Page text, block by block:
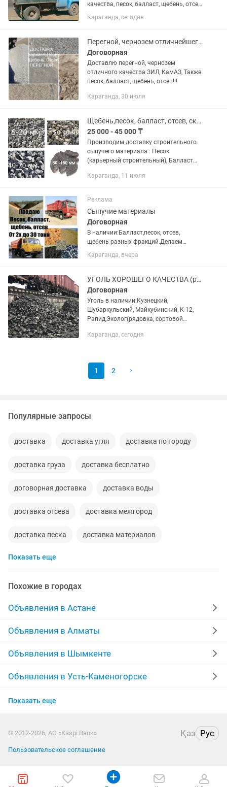
качества, песок, балласт, щебень, отсев
с доставкой ЗИЛ до 6тонн
Караганда, сегодня
Перегной, чернозем отличнейшего качества доставлю точно в срок
Договорная
Доставлю перегной, чернозем
отличного качества ЗИЛ, КамАЗ, Также
песок, балласт, щебень, отсев!!!
Караганда, 30 июля
Щебень,песок, балласт, отсев, скальник
25 000 - 45 000 ₸
Производим доставку строительного
сыпучего материала : Песок
(карьерный строительный), Балласт
05x20; 20x40; 25x60), Отсев (фракция -
Караганда, 11 июля
Реклама
Сыпучие материалы
Договорная
В наличии:Балласт,песок, отсев,
щебень разных фракций.Делаем
доставку камазами зилами по городу и
за город.Сергей.
Караганда, вчера
УГОЛЬ ХОРОШЕГО КАЧЕСТВА (рядовой, сортовой орешек)
Договорная
Уголь в наличии:Кузнецкий,
Шубаркульский, Майкубинский, К-12,
Рапид,Эколог(рядовка, сортовой
пригород, цена в зависимости от
Караганда, сегодня
1 2
Популярные запросы
доставка доставка угля доставка по городу
доставка груза доставка бесплатно
договорная доставка доставка воды
доставка отсева доставка межгород
доставка песка доставка материалов
доставка чернозема
доставка бетона доставка платья
уголь доставка доставка холодильника
доставка сыпучих материалов
Показать еще
Похожие в городах
Объявления в Астане
Объявления в Алматы
Объявления в Шымкенте
Объявления в Усть-Каменогорске
Объявления в Актобе
Объявления в Семее
Объявления в Петропавловске
Показать еще
© 2012-2026, АО «Kaspi Bank» Қаз Рус
Пользовательское соглашение